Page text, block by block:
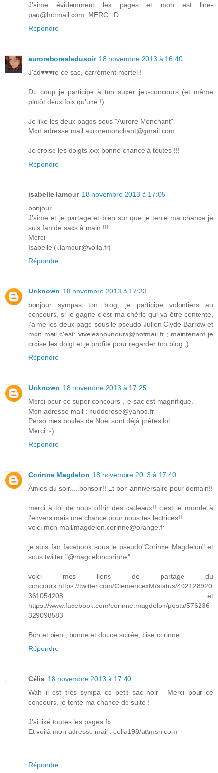
J'aime évidemment les pages et mon est line-
pau@hotmail.com. MERCI :D
Répondre
auroreborealedusoir 18 novembre 2013 à 16:40
J'ad♥♥♥re ce sac, carrément mortel !
Du coup je participe à ton super jeu-concours (et même
plutôt deux fois qu'une !)
Je like les deux pages sous "Aurore Monchant"
Mon adresse mail auroremonchant@gmail.com
Je croise les doigts xxx bonne chance à toutes !!!
Répondre
isabelle lamour 18 novembre 2013 à 17:05
bonjour
J'aime et je partage et bien sur que je tente ma chance je
suis fan de sacs à main !!!
Merci
Isabelle (i.lamour@voila.fr)
Répondre
Unknown 18 novembre 2013 à 17:23
bonjour sympas ton blog, je participe volontiers au
concours, si je gagne c'est ma chérie qui va être contente,
j'aime les deux page sous le pseudo Julien Clyde Barrow et
mon mail c'est: vivelesnounours@hotmail.fr ; maintenant je
croise les doigt et je profite pour regarder ton blog ;)
Répondre
Unknown 18 novembre 2013 à 17:25
Merci pour ce super concours , le sac est magnifique.
Mon adresse mail : nudderose@yahoo.fr
Perso mes boules de Noël sont déjà prêtes lol
Merci :-)
Répondre
Corinne Magdelon 18 novembre 2013 à 17:40
Amies du soir.....bonsoir!! Et bon anniversaire pour demain!!
merci à toi de nous offrir des cadeaux!! c'est le monde à
l'envers mais une chance pour nous tes lectrices!!
voici mon mail/magdelon.corinne@orange.fr
je suis fan facebook sous le pseudo"Corinne Magdelon" et
sous twitter "@magdeloncorinne"
voici mes liens de partage du
concours:https://twitter.com/ClemencexM/status/402128920
361054208 et
https://www.facebook.com/corinne.magdelon/posts/576236
329098583
Bon et bien , bonne et douce soirée, bise corinne
Répondre
Célia 18 novembre 2013 à 17:40
Wah il est très sympa ce petit sac noir ! Merci pour ce
concours, je tente ma chance de suite !
J'ai liké toutes les pages fb.
Et voilà mon adresse mail : celia198/at\msn.com
Répondre